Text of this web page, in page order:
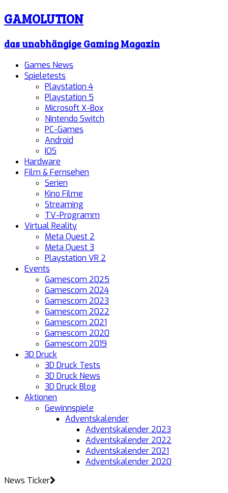
GAMOLUTION
das unabhängige Gaming Magazin
Games News
Spieletests
Playstation 4
Playstation 5
Microsoft X-Box
Nintendo Switch
PC-Games
Android
IOS
Hardware
Film & Fernsehen
Serien
Kino Filme
Streaming
TV-Programm
Virtual Reality
Meta Quest 2
Meta Quest 3
Playstation VR 2
Events
Gamescom 2025
Gamescom 2024
Gamescom 2023
Gamescom 2022
Gamescom 2021
Gamescom 2020
Gamescom 2019
3D Druck
3D Druck Tests
3D Druck News
3D Druck Blog
Aktionen
Gewinnspiele
Adventskalender
Adventskalender 2023
Adventskalender 2022
Adventskalender 2021
Adventskalender 2020
News Ticker